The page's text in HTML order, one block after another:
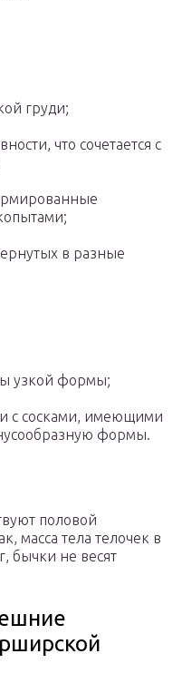
груди;
что сочетается с
в разные
узкой формы;
с сосками, имеющими
формы.
половой
масса тела телочек в
бычки не весят